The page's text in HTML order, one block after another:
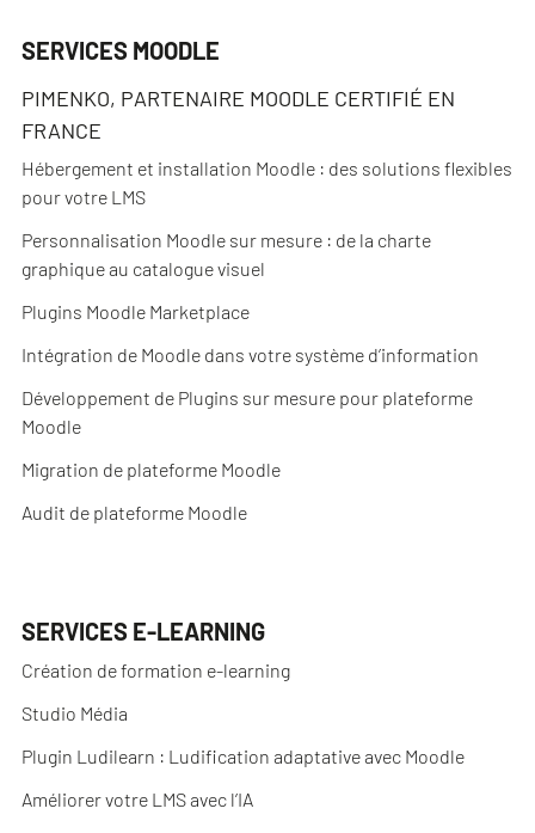
SERVICES MOODLE
PIMENKO, PARTENAIRE MOODLE CERTIFIÉ EN
FRANCE
Hébergement et installation Moodle : des solutions flexibles
pour votre LMS
Personnalisation Moodle sur mesure : de la charte
graphique au catalogue visuel
Plugins Moodle Marketplace
Intégration de Moodle dans votre système d’information
Développement de Plugins sur mesure pour plateforme
Moodle
Migration de plateforme Moodle
Audit de plateforme Moodle
SERVICES E-LEARNING
Création de formation e-learning
Studio Média
Plugin Ludilearn : Ludification adaptative avec Moodle
Améliorer votre LMS avec l’IA